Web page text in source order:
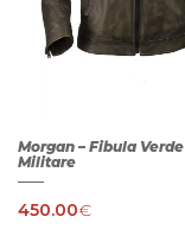
Morgan – Fibula Verde
Militare
450.00€